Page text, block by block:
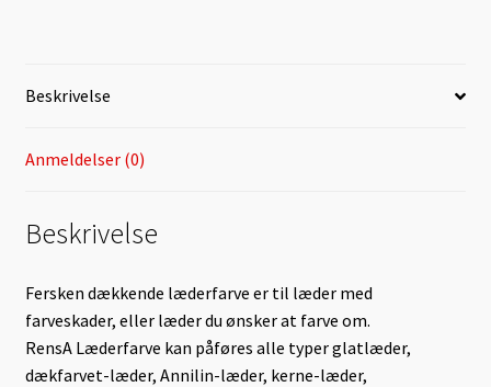
Persondata
Pletguide
Beskrivelse
Anmeldelser (0)
Beskrivelse
Fersken dækkende læderfarve er til læder med
farveskader, eller læder du ønsker at farve om.
RensA Læderfarve kan påføres alle typer glatlæder,
dækfarvet-læder, Annilin-læder, kerne-læder,